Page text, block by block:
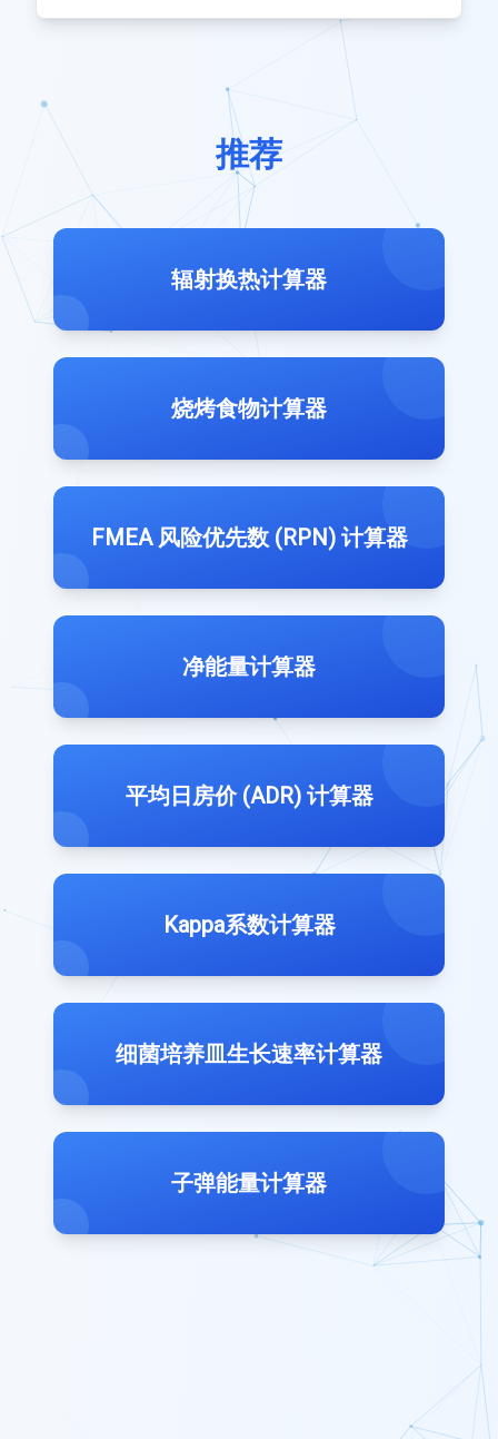
推荐
辐射换热计算器
烧烤食物计算器
FMEA 风险优先数 (RPN) 计算器
净能量计算器
平均日房价 (ADR) 计算器
Kappa系数计算器
细菌培养皿生长速率计算器
子弹能量计算器